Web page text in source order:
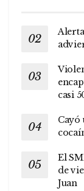
casi
Cayó
El
de
Juan